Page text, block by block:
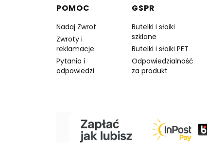
Linki w stopce
POMOC
Nadaj Zwrot
Zwroty i
reklamacje.
Pytania i
odpowiedzi
GSPR
Butelki i słoiki
szklane
Butelki i słoiki PET
Odpowiedzialność
za produkt